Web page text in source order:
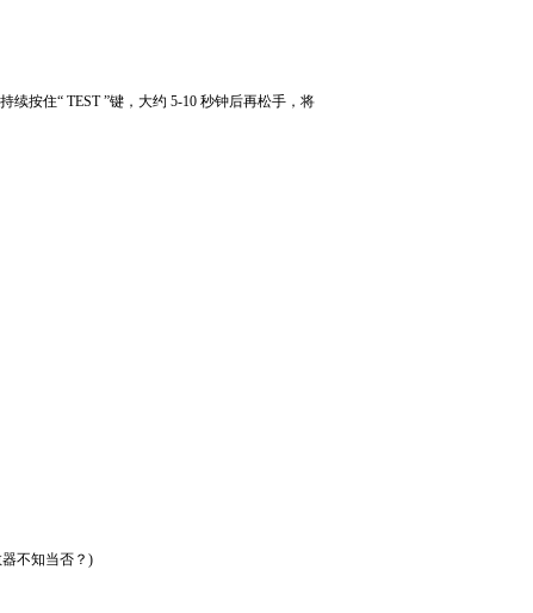
续按住“ TEST ”键，大约 5-10 秒钟后再松手，将
不知当否？ )